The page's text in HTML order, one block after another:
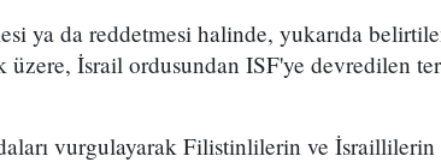
ya da reddetmesi halinde, yukarıda
İsrail ordusundan ISF'ye devredilen
vurgulayarak Filistinlilerin ve